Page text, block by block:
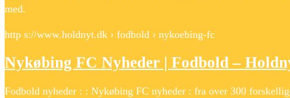
med.
http s://www.holdnyt.dk › fodbold › nykoebing-fc
Nykøbing FC Nyheder | Fodbold –
Fodbold nyheder : : Nykøbing FC nyheder : fra over 300